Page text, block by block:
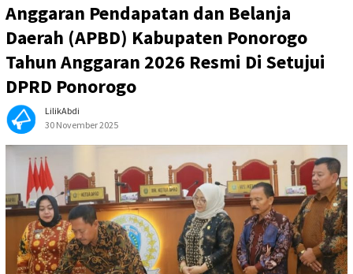
Anggaran Pendapatan dan Belanja
Daerah (APBD) Kabupaten Ponorogo
Tahun Anggaran 2026 Resmi Di Setujui
DPRD Ponorogo
LilikAbdi
30 November 2025